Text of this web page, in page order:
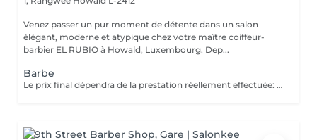
Venez passer un pur moment de détente dans un salon
élégant, moderne et atypique chez votre maître coiffeur-
barbier EL RUBIO à Howald, Luxembourg. Dep...
Barbe
Le prix final dépendra de la prestation réellement effectuée: Taille barbe : 26 EUR Taille barbe avec rasage contours : 32.5 EUR Rasage complet avec soins : 32.5 EUR